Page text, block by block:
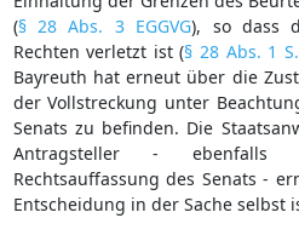
(§ 28 Abs. 3 EGGVG), so dass
Rechten verletzt ist (§ 28 Abs. 1
Bayreuth hat erneut über die
der Vollstreckung unter
Senats zu befinden. Die
Antragsteller - ebenfalls
Rechtsauffassung des Senats -
Entscheidung in der Sache selbst